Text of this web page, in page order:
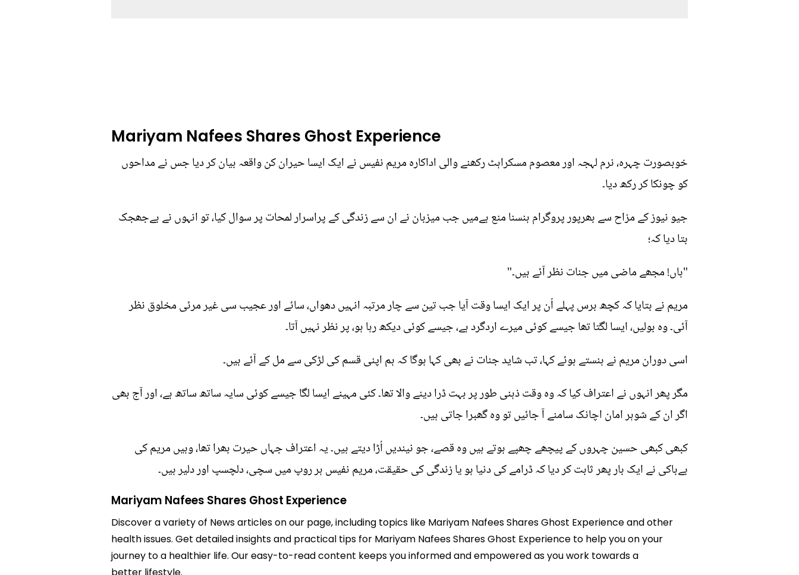
Mariyam Nafees Shares Ghost Experience
خوبصورت چہرہ، نرم لہجہ اور معصوم مسکراہٹ رکھنے والی اداکارہ مریم نفیس نے ایک ایسا حیران کن واقعہ بیان کر دیا جس نے مداحوں
کو چونکا کر رکھ دیا۔
جیو نیوز کے مزاح سے بھرپور پروگرام ہنسنا منع ہےمیں جب میزبان نے ان سے زندگی کے پراسرار لمحات پر سوال کیا، تو انہوں نے بےجھجک
بتا دیا کہ؛
"ہاں! مجھے ماضی میں جنات نظر آئے ہیں۔"
مریم نے بتایا کہ کچھ برس پہلے اُن پر ایک ایسا وقت آیا جب تین سے چار مرتبہ انہیں دھواں، سائے اور عجیب سی غیر مرئی مخلوق نظر
آئی۔ وہ بولیں، ایسا لگتا تھا جیسے کوئی میرے اردگرد ہے، جیسے کوئی دیکھ رہا ہو، پر نظر نہیں آتا۔
اسی دوران مریم نے ہنستے ہوئے کہا، تب شاید جنات نے بھی کہا ہوگا کہ ہم اپنی قسم کی لڑکی سے مل کے آئے ہیں۔
مگر پھر انہوں نے اعتراف کیا کہ وہ وقت ذہنی طور پر بہت ڈرا دینے والا تھا۔ کئی مہینے ایسا لگا جیسے کوئی سایہ ساتھ ساتھ ہے، اور آج بھی
اگر ان کے شوہر امان اچانک سامنے آ جائیں تو وہ گھبرا جاتی ہیں۔
کبھی کبھی حسین چہروں کے پیچھے چھپے ہوتے ہیں وہ قصے، جو نیندیں اُڑا دیتے ہیں۔ یہ اعتراف جہاں حیرت بھرا تھا، وہیں مریم کی
بےباکی نے ایک بار پھر ثابت کر دیا کہ ڈرامے کی دنیا ہو یا زندگی کی حقیقت، مریم نفیس ہر روپ میں سچی، دلچسپ اور دلیر ہیں۔
Mariyam Nafees Shares Ghost Experience
Discover a variety of News articles on our page, including topics like Mariyam Nafees Shares Ghost Experience and other
health issues. Get detailed insights and practical tips for Mariyam Nafees Shares Ghost Experience to help you on your
journey to a healthier life. Our easy-to-read content keeps you informed and empowered as you work towards a
better lifestyle.